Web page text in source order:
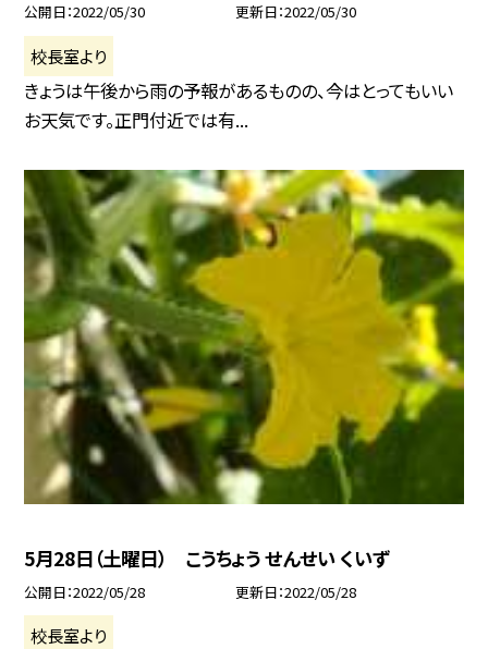
公開日 2022/05/30 更新日 2022/05/30
校長室より
きょうは午後から雨の予報があるものの、今はとってもいい
お天気です。正門付近では有...
5月28日（土曜日） こうちょう せんせい くいず
公開日 2022/05/28 更新日 2022/05/28
校長室より